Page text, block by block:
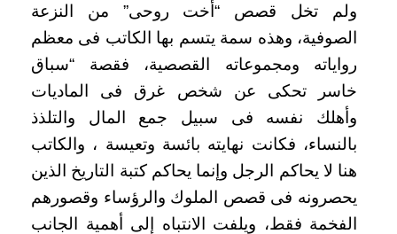
ولم تخل قصص “أخت روحى” من النزعة
الصوفية، وهذه سمة يتسم بها الكاتب فى معظم
رواياته ومجموعاته القصصية، فقصة “سباق
خاسر تحكى عن شخص غرق فى الماديات
وأهلك نفسه فى سبيل جمع المال والتلذذ
بالنساء، فكانت نهايته بائسة وتعيسة ، والكاتب
هنا لا يحاكم الرجل وإنما يحاكم كتبة التاريخ الذين
يحصرونه فى قصص الملوك والرؤساء وقصورهم
الفخمة فقط، ويلفت الانتباه إلى أهمية الجانب